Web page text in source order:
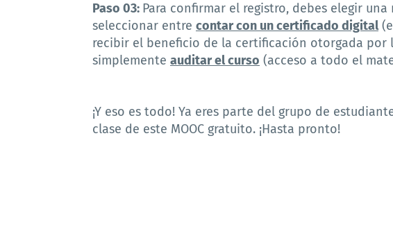
Paso 03: Para confirmar el registro, debes elegir
seleccionar entre contar con un certificado digital
recibir el beneficio de la certificación otorgada por
simplemente auditar el curso (acceso a todo el
¡Y eso es todo! Ya eres parte del grupo de
clase de este MOOC gratuito. ¡Hasta pronto!